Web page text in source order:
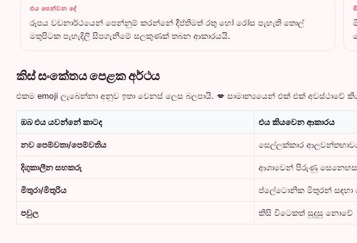
එය පෙන්වන දේ
රූපය වචනාර්ථයෙන් පෙන්නුම් කරන්නේ දීප්තිමත් රතු හෝ රෝස පැහැති තොල්
මතුපිටක පැහැදිලි සිපගැනීමේ සලකුණක් තබන ආකාරයයි.
කිස් සංකේතය පෙළක අර්ථය
එකම emoji ලැබෙන්නා අනුව ඉතා වෙනස් ලෙස බලපායි. 💋 සාමාන්‍යයෙන් එක් එක් අවස්ථාවේ
ඔබ එය යවන්නේ කාටද එය කියවෙන ආකාරය
නව පෙම්වතා/පෙම්වතිය සෙල්ලක්කාර
දිගුකාලීන සහකරු ආශාවෙන් පිරුණු
මිතුරා/මිතුරිය ප්ලේටොනික මිතුරන්
පවුල කිසි විටෙකත් සුදුසු නොවේ